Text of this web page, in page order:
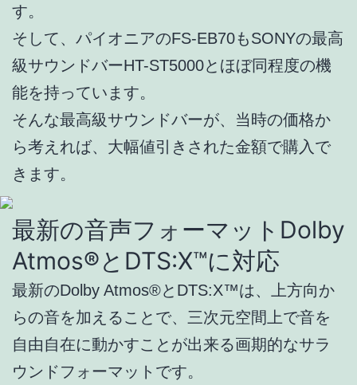
す。
そして、パイオニアのFS-EB70もSONYの最高
級サウンドバーHT-ST5000とほぼ同程度の機
能を持っています。
そんな最高級サウンドバーが、当時の価格か
ら考えれば、大幅値引きされた金額で購入で
きます。
最新の音声フォーマットDolby
Atmos®とDTS:X™に対応
最新のDolby Atmos®とDTS:X™は、上方向か
らの音を加えることで、三次元空間上で音を
自由自在に動かすことが出来る画期的なサラ
ウンドフォーマットです。